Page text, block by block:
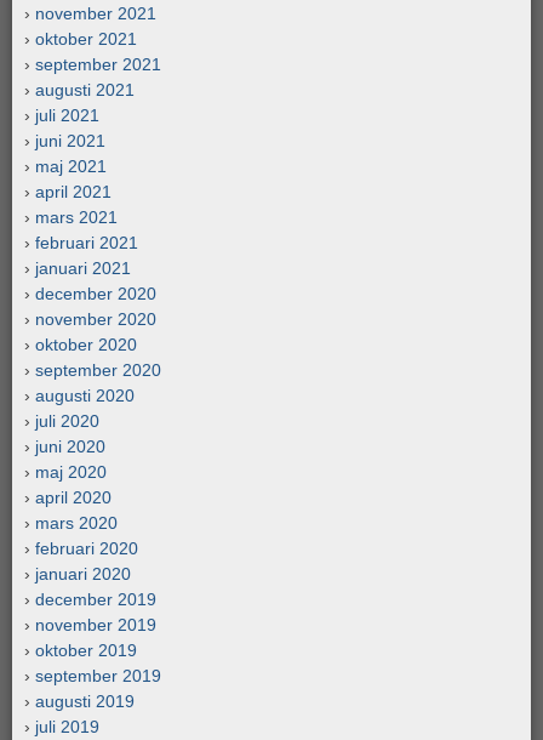
november 2021
oktober 2021
september 2021
augusti 2021
juli 2021
juni 2021
maj 2021
april 2021
mars 2021
februari 2021
januari 2021
december 2020
november 2020
oktober 2020
september 2020
augusti 2020
juli 2020
juni 2020
maj 2020
april 2020
mars 2020
februari 2020
januari 2020
december 2019
november 2019
oktober 2019
september 2019
augusti 2019
juli 2019